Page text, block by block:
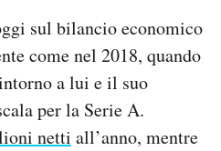
sul bilancio economico
come nel 2018, quando
a lui e il suo
per la Serie A.
netti all’anno, mentre